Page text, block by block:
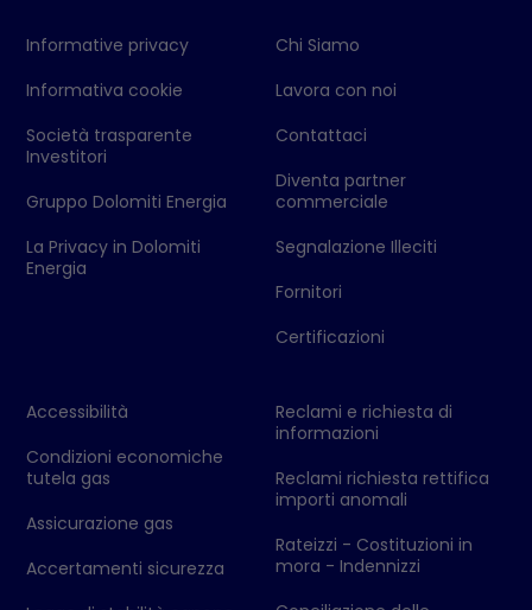
Informative privacy
Informativa cookie
Società trasparente
Investitori
Gruppo Dolomiti Energia
La Privacy in Dolomiti
Energia
Chi Siamo
Lavora con noi
Contattaci
Diventa partner
commerciale
Segnalazione Illeciti
Fornitori
Certificazioni
Accessibilità
Condizioni economiche
tutela gas
Assicurazione gas
Accertamenti sicurezza
Reclami e richiesta di
informazioni
Reclami richiesta rettifica
importi anomali
Rateizzi - Costituzioni in
mora - Indennizzi